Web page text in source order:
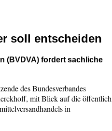
soll entscheiden
(BVDVA) fordert sachliche
des Bundesverbandes
mit Blick auf die öffentlich
in